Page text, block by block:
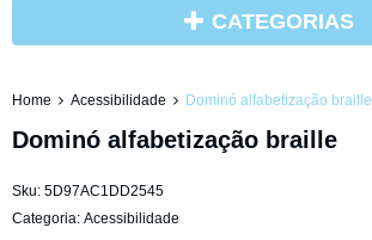
CATEGORIAS
Home Acessibilidade Dominó alfabetização braille
Dominó alfabetização braille
Sku: 5D97AC1DD2545
Categoria: Acessibilidade